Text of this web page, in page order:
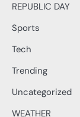
REPUBLIC DAY
Sports
Tech
Trending
Uncategorized
WEATHER